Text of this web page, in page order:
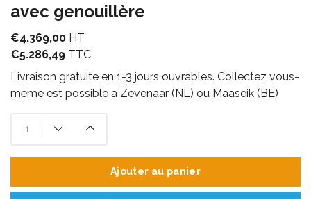
avec genouillère
€4.369,00 HT
€5.286,49 TTC
Livraison gratuite en 1-3 jours ouvrables. Collectez vous-
mëme est possible a Zevenaar (NL) ou Maaseik (BE)
Ajouter au panier